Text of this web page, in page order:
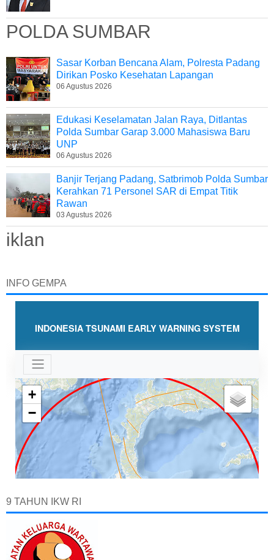
POLDA SUMBAR
Sasar Korban Bencana Alam, Polresta Padang
Dirikan Posko Kesehatan Lapangan
06 Agustus 2026
Edukasi Keselamatan Jalan Raya, Ditlantas
Polda Sumbar Garap 3.000 Mahasiswa Baru
UNP
06 Agustus 2026
Banjir Terjang Padang, Satbrimob Polda Sumbar
Kerahkan 71 Personel SAR di Empat Titik
Rawan
03 Agustus 2026
iklan
INFO GEMPA
9 TAHUN IKW RI